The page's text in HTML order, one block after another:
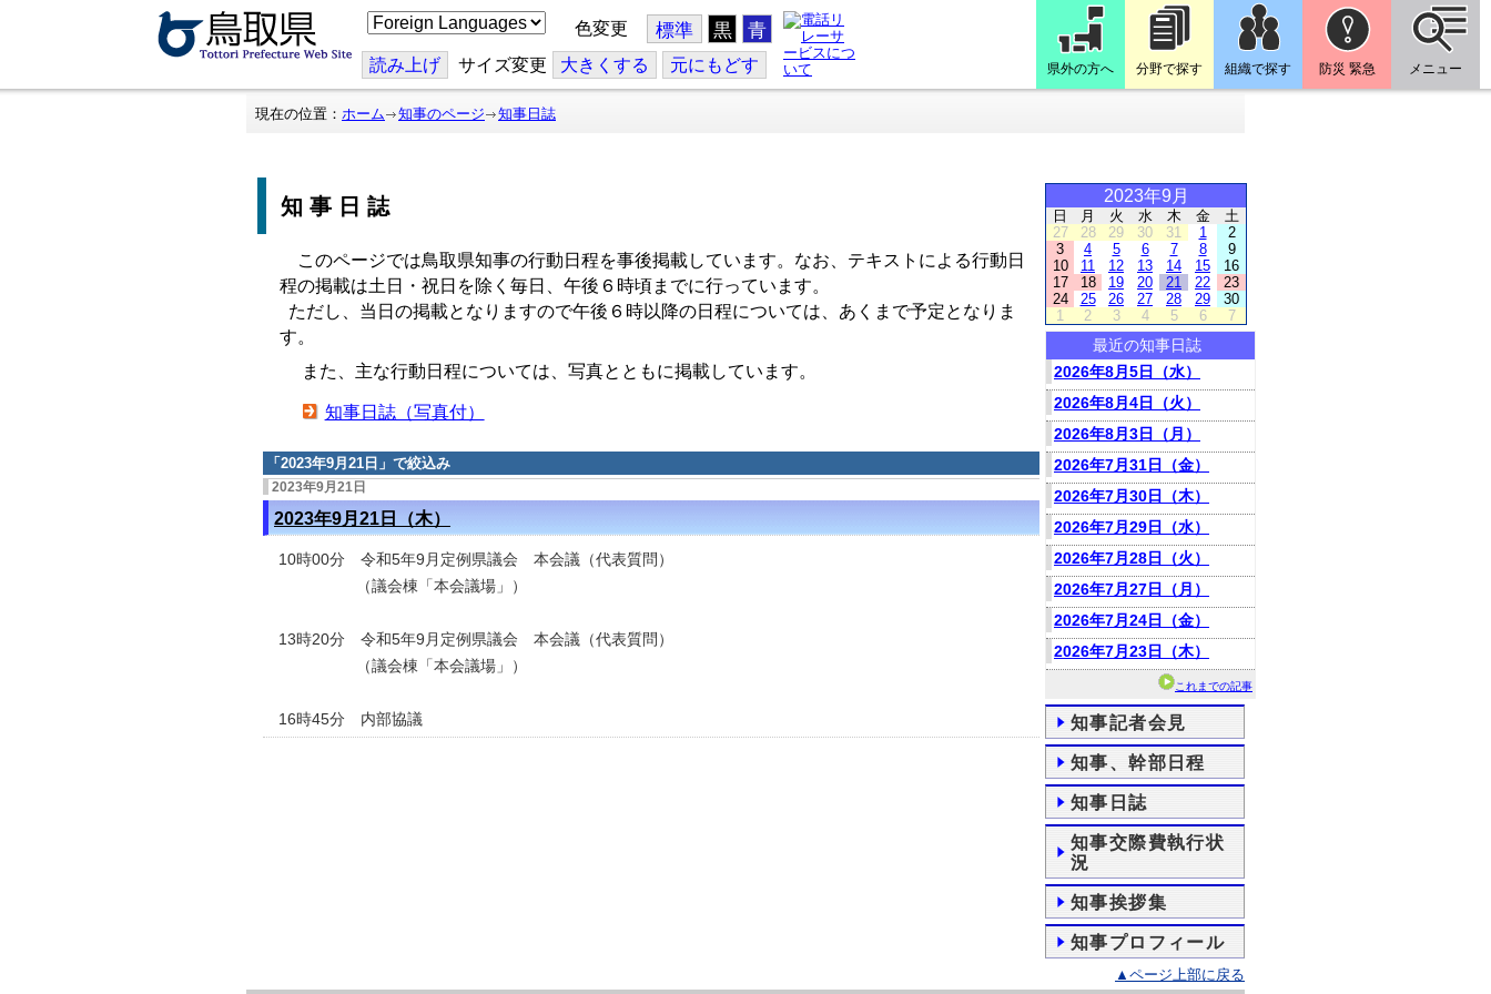
こ
の
ジ
を
翻
色変更 標準 黒 青
読み上げ サイズ変更 大きくする 元にもどす 県外の方へ 分野で探す 組織で探す 防災 緊急 メニュー
現在の位置： ホーム 知事のページ 知事日誌
知事日誌
このページでは鳥取県知事の行動日程を事後掲載しています。なお、テキストによる行動日
程の掲載は土日・祝日を除く毎日、午後６時頃までに行っています。
ただし、当日の掲載となりますので午後６時以降の日程については、あくまで予定となりま
す。
また、主な行動日程については、写真とともに掲載しています。
知事日誌（写真付）
「 2023年9月21日 」で絞込み
2023年9月21日
2023年9月21日（木）
10時00分 令和5年9月定例県議会 本会議（代表質問）
（議会棟「本会議場」）
13時20分 令和5年9月定例県議会 本会議（代表質問）
（議会棟「本会議場」）
16時45分 内部協議
2023年9月
日 月 火 水 木 金
土
27
28 29 30 31 1
2
3
4 5 6 7 8
9
10
11 12 13 14 15
16
17
18 19 20 21 22
23
24
25 26 27 28 29
30
1
2 3 4 5 6 7
最近の知事日誌
2026年8月5日（水）
2026年8月4日（火）
2026年8月3日（月）
2026年7月31日（金）
2026年7月30日（木）
2026年7月29日（水）
2026年7月28日（火）
2026年7月27日（月）
2026年7月24日（金）
2026年7月23日（木）
これまでの記事
知事記者会見
知事、幹部日程
知事日誌
知事交際費執行状
況
知事挨拶集
知事プロフィール
▲ページ上部に戻る